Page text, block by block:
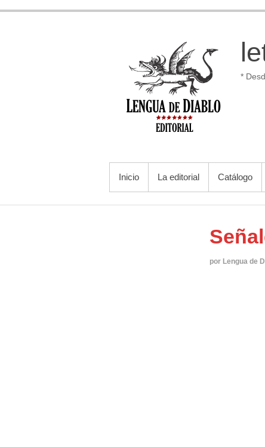
*
MENÚ PRINCIPAL
Inicio La editorial Catálogo
por Lengua de